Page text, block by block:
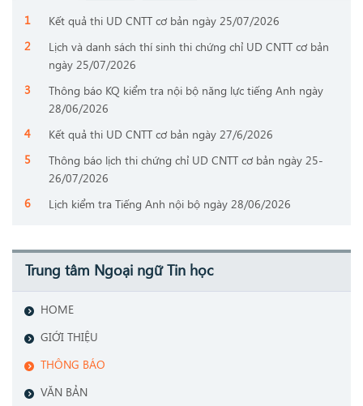
Kết quả thi UD CNTT cơ bản ngày 25/07/2026
Lịch và danh sách thí sinh thi chứng chỉ UD CNTT cơ bản
ngày 25/07/2026
Thông báo KQ kiểm tra nội bộ năng lực tiếng Anh ngày
28/06/2026
Kết quả thi UD CNTT cơ bản ngày 27/6/2026
Thông báo lịch thi chứng chỉ UD CNTT cơ bản ngày 25-
26/07/2026
Lịch kiểm tra Tiếng Anh nội bộ ngày 28/06/2026
Trung tâm Ngoại ngữ Tin học
HOME
GIỚI THIỆU
THÔNG BÁO
VĂN BẢN